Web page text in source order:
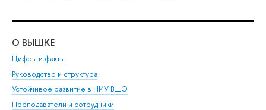
О ВЫШКЕ
Цифры и факты
Руководство и структура
Устойчивое развитие в НИУ ВШЭ
Преподаватели и сотрудники